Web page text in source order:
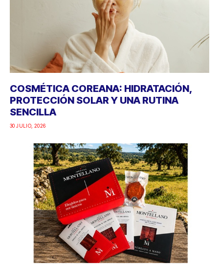
COSMÉTICA COREANA: HIDRATACIÓN,
PROTECCIÓN SOLAR Y UNA RUTINA
SENCILLA
30 JULIO, 2026